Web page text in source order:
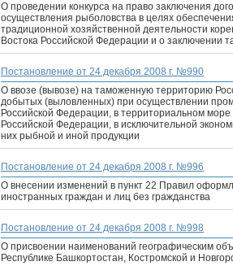
О проведении конкурса на право заключения
осуществления рыболовства в целях
традиционной хозяйственной деятельности
Востока Российской Федерации и о заключении
Постановление от 24 декабря 2008 г. №990
О ввозе (вывозе) на таможенную территорию
добытых (выловленных) при осуществлении
Российской Федерации, в территориальном
Российской Федерации, в исключительной
них рыбной и иной продукции
Постановление от 24 декабря 2008 г. №996
О внесении изменений в пункт 22 Правил
иностранных граждан и лиц без гражданства
Постановление от 24 декабря 2008 г. №998
О присвоении наименований географическим
Республике Башкортостан, Костромской и